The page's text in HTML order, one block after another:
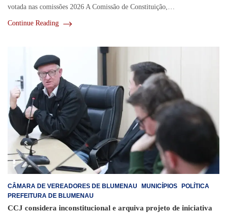
votada nas comissões 2026 A Comissão de Constituição,…
Continue Reading
CÂMARA DE VEREADORES DE BLUMENAU MUNICÍPIOS
POLÍTICA
PREFEITURA DE BLUMENAU
CCJ considera inconstitucional e arquiva projeto de iniciativa